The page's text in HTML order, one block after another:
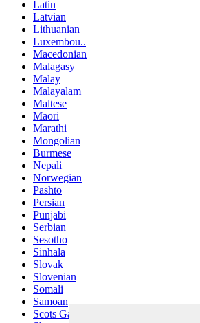
Latin
Latvian
Lithuanian
Luxembou..
Macedonian
Malagasy
Malay
Malayalam
Maltese
Maori
Marathi
Mongolian
Burmese
Nepali
Norwegian
Pashto
Persian
Punjabi
Serbian
Sesotho
Sinhala
Slovak
Slovenian
Somali
Samoan
Scots Gaelic